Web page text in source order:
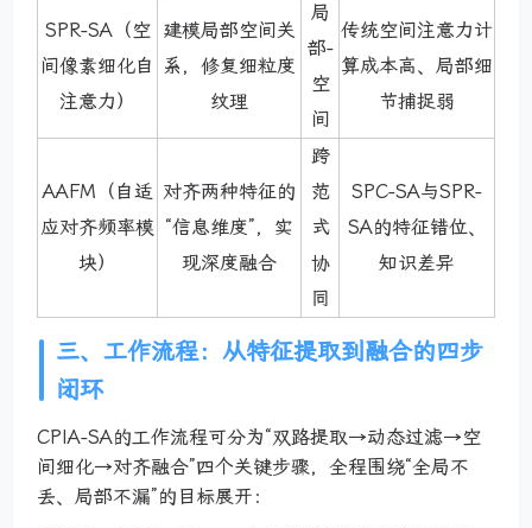
SPR-SA（空
间像素细化自
注意力）
建模局部空间关
系，修复细粒度
纹理
局
部-
空
间
传统空间注意力计
算成本高、局部细
节捕捉弱
AAFM（自适
应对齐频率模
块）
对齐两种特征的
“信息维度”，实
现深度融合
跨
范
式
协
同
SPC-SA与SPR-
SA的特征错位、
知识差异
三、工作流程：从特征提取到融合的四步
闭环
CPIA-SA的工作流程可分为“双路提取→动态过滤→空
间细化→对齐融合”四个关键步骤，全程围绕“全局不
丢、局部不漏”的目标展开：